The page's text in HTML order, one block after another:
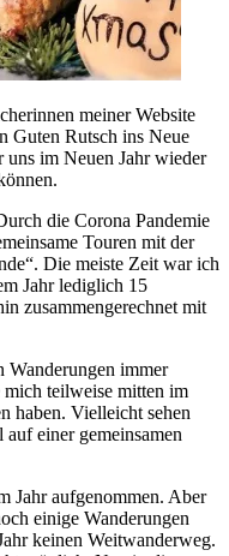
meiner Website
Guten Rutsch ins Neue
uns im Neuen Jahr wieder
die Corona Pandemie
Touren mit der
Die meiste Zeit war ich
Jahr lediglich 15
zusammengerechnet mit
Wanderungen immer
mich teilweise mitten im
haben. Vielleicht sehen
einer gemeinsamen
Jahr aufgenommen. Aber
einige Wanderungen
keinen Weitwanderweg.